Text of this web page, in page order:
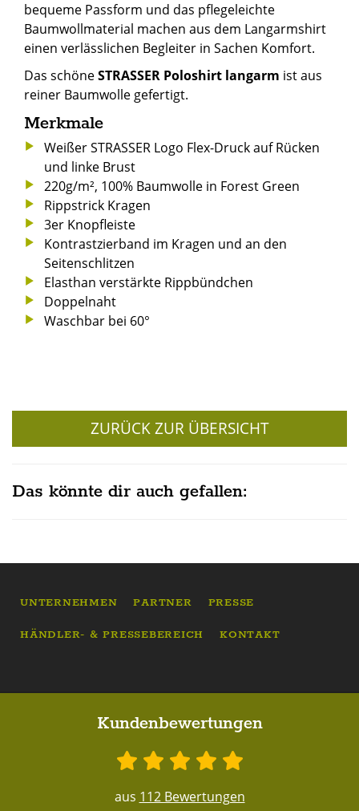
bequeme Passform und das pflegeleichte
Baumwollmaterial machen aus dem Langarmshirt
einen verlässlichen Begleiter in Sachen Komfort.
Das schöneSTRASSER Poloshirt langarm ist aus
reiner Baumwolle gefertigt.
Merkmale
Weißer STRASSER Logo Flex-Druck auf Rücken
und linke Brust
220g/m², 100% Baumwolle in Forest Green
Rippstrick Kragen
3er Knopfleiste
Kontrastzierband im Kragen und an den
Seitenschlitzen
Elasthan verstärkte Rippbündchen
Doppelnaht
Waschbar bei 60°
ZURÜCK ZUR ÜBERSICHT
Das könnte dir auch gefallen:
UNTERNEHMEN PARTNER PRESSE
HÄNDLER- & PRESSEBEREICH KONTAKT
Kundenbewertungen
aus 112 Bewertungen